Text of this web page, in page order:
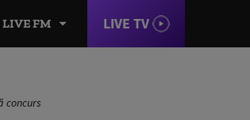
LIVE FM LIVE TV
concurs